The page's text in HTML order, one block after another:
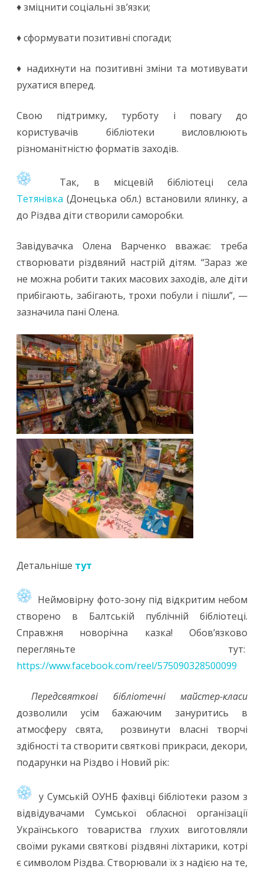
♦ зміцнити соціальні зв’язки;
♦ сформувати позитивні спогади;
♦ надихнути на позитивні зміни та мотивувати
рухатися вперед.
Свою підтримку, турботу і повагу до
користувачів бібліотеки висловлюють
різноманітністю форматів заходів.
Так, в місцевій бібліотеці села
Тетянівка (Донецька обл.) встановили ялинку, а
до Різдва діти створили саморобки.
Завідувачка Олена Варченко вважає: треба
створювати різдвяний настрій дітям. “Зараз же
не можна робити таких масових заходів, але діти
прибігають, забігають, трохи побули і пішли”, —
зазначила пані Олена.
Детальніше тут
Неймовірну фото-зону під відкритим небом
створено в Балтській публічній бібліотеці.
Справжня новорічна казка! Обов’язково
перегляньте тут:
https://www.facebook.com/reel/575090328500099
Передсвяткові бібліотечні майстер-класи
дозволили усім бажаючим зануритись в
атмосферу свята, розвинути власні творчі
здібності та створити святкові прикраси, декори,
подарунки на Різдво і Новий рік:
у Сумській ОУНБ фахівці бібліотеки разом з
відвідувачами Сумської обласної організації
Українського товариства глухих виготовляли
своїми руками святкові різдвяні ліхтарики, котрі
є символом Різдва. Створювали їх з надією на те,